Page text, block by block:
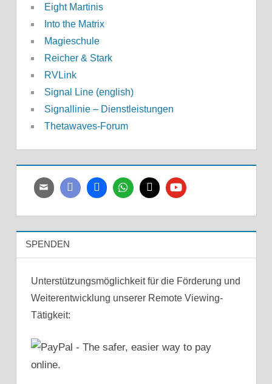
Eight Martinis
Into the Matrix
Magieschule
Reicher & Stark
RVLink
Signal Line (english)
Signallinie – Dienstleistungen
Thetawaves-Forum
SPENDEN
Unterstützungsmöglichkeit für die Förderung und
Weiterentwicklung unserer Remote Viewing-
Tätigkeit: